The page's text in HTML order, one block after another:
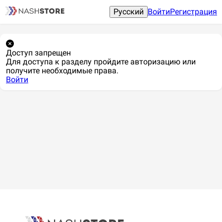
Русский ВойтиРегистрация
Доступ запрещен
Для доступа к разделу пройдите авторизацию или
получите необходимые права.
Войти